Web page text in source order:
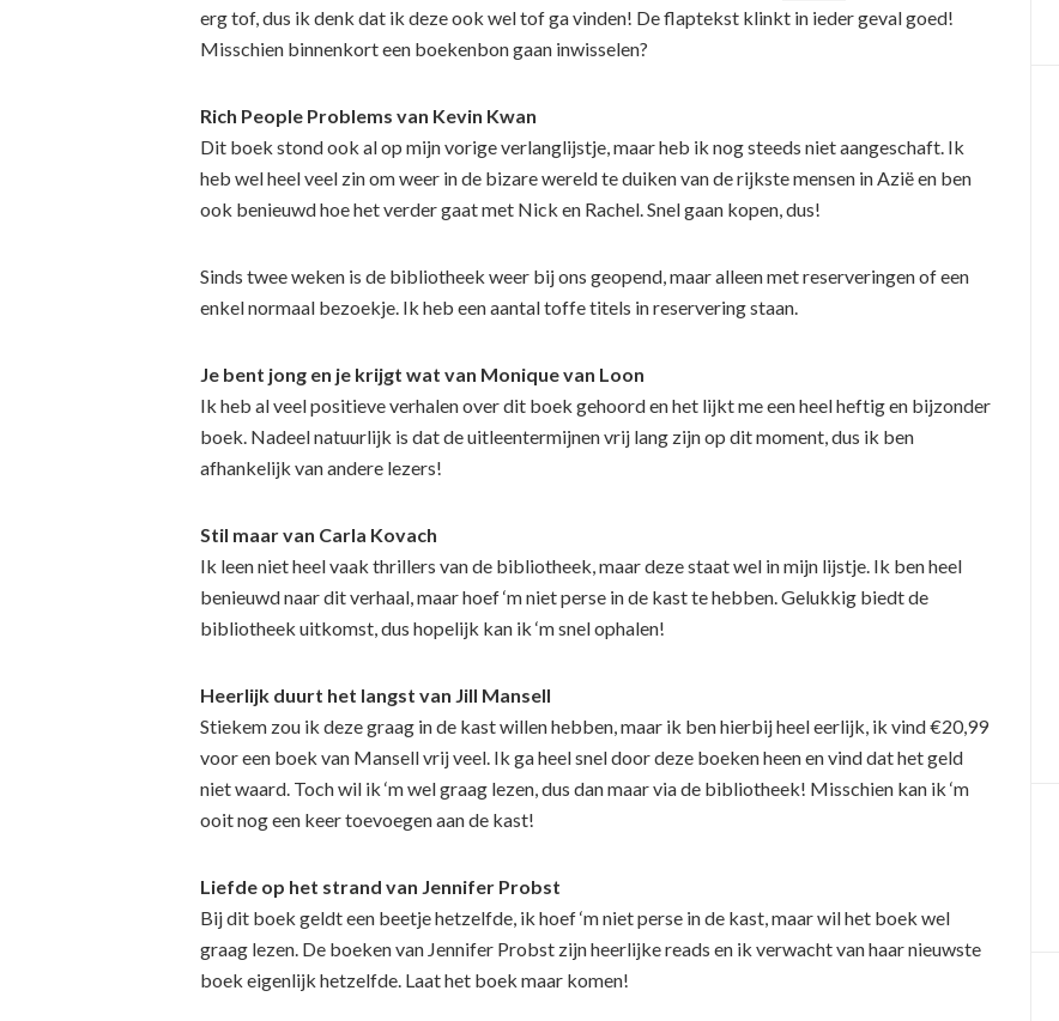
erg tof, dus ik denk dat ik deze ook wel tof ga vinden! De flaptekst klinkt in ieder geval goed!
Misschien binnenkort een boekenbon gaan inwisselen?
Rich People Problems van Kevin Kwan
Dit boek stond ook al op mijn vorige verlanglijstje, maar heb ik nog steeds niet aangeschaft. Ik
heb wel heel veel zin om weer in de bizare wereld te duiken van de rijkste mensen in Azië en ben
ook benieuwd hoe het verder gaat met Nick en Rachel. Snel gaan kopen, dus!
Sinds twee weken is de bibliotheek weer bij ons geopend, maar alleen met reserveringen of een
enkel normaal bezoekje. Ik heb een aantal toffe titels in reservering staan.
Je bent jong en je krijgt wat van Monique van Loon
Ik heb al veel positieve verhalen over dit boek gehoord en het lijkt me een heel heftig en bijzonder
boek. Nadeel natuurlijk is dat de uitleentermijnen vrij lang zijn op dit moment, dus ik ben
afhankelijk van andere lezers!
Stil maar van Carla Kovach
Ik leen niet heel vaak thrillers van de bibliotheek, maar deze staat wel in mijn lijstje. Ik ben heel
benieuwd naar dit verhaal, maar hoef ‘m niet perse in de kast te hebben. Gelukkig biedt de
bibliotheek uitkomst, dus hopelijk kan ik ‘m snel ophalen!
Heerlijk duurt het langst van Jill Mansell
Stiekem zou ik deze graag in de kast willen hebben, maar ik ben hierbij heel eerlijk, ik vind €20,99
voor een boek van Mansell vrij veel. Ik ga heel snel door deze boeken heen en vind dat het geld
niet waard. Toch wil ik ‘m wel graag lezen, dus dan maar via de bibliotheek! Misschien kan ik ‘m
ooit nog een keer toevoegen aan de kast!
Liefde op het strand van Jennifer Probst
Bij dit boek geldt een beetje hetzelfde, ik hoef ‘m niet perse in de kast, maar wil het boek wel
graag lezen. De boeken van Jennifer Probst zijn heerlijke reads en ik verwacht van haar nieuwste
boek eigenlijk hetzelfde. Laat het boek maar komen!